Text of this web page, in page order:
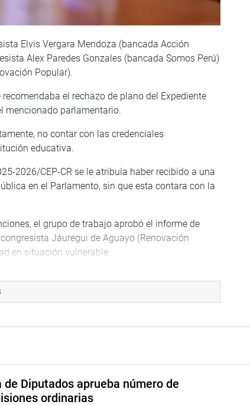
Elvis Vergara Mendoza (bancada Acción
Alex Paredes Gonzales (bancada Somos Perú)
Popular).
el rechazo de plano del Expediente
mencionado parlamentario.
no contar con las credenciales
educativa.
2026/CEP-CR se le atribuía haber recibido a una
en el Parlamento, sin que esta contara con la
el grupo de trabajo aprobó el informe de
Jáuregui de Aguayo (Renovación
en situación vulnerable.
(No Agrupada), tras sus expresiones contra una
final sobre la referida denuncia contra la
Hildebrandt Pérez Treviño, ubicada en el
de Diputados aprueba número de
ordinarias